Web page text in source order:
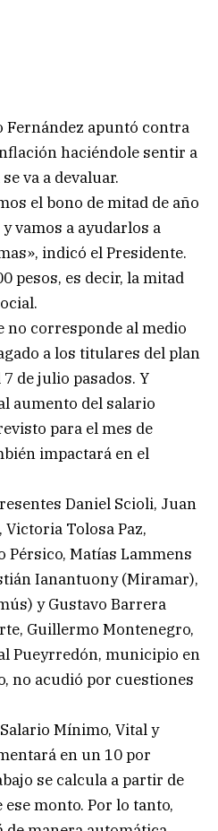
Fernández apuntó contra
haciéndole sentir a
va a devaluar.
el bono de mitad de año
vamos a ayudarlos a
indicó el Presidente.
pesos, es decir, la mitad
no corresponde al medio
a los titulares del plan
de julio pasados. Y
aumento del salario
para el mes de
impactará en el
Daniel Scioli, Juan
Victoria Tolosa Paz,
Pérsico, Matías Lammens
Ianantuony (Miramar),
y Gustavo Barrera
Guillermo Montenegro,
Pueyrredón, municipio en
no acudió por cuestiones
Mínimo, Vital y
en un 10 por
se calcula a partir de
ese monto. Por lo tanto,